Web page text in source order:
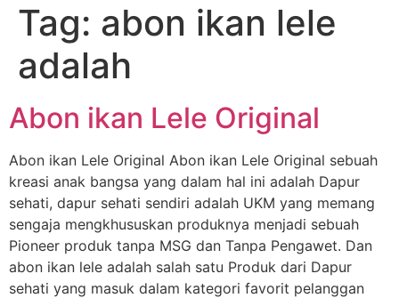
Tag: abon ikan lele
adalah
Abon ikan Lele Original
Abon ikan Lele Original Abon ikan Lele Original sebuah
kreasi anak bangsa yang dalam hal ini adalah Dapur
sehati, dapur sehati sendiri adalah UKM yang memang
sengaja mengkhususkan produknya menjadi sebuah
Pioneer produk tanpa MSG dan Tanpa Pengawet. Dan
abon ikan lele adalah salah satu Produk dari Dapur
sehati yang masuk dalam kategori favorit pelanggan